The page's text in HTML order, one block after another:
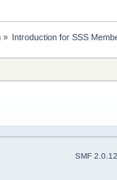
» Introduction for SSS
SMF 2.0.12